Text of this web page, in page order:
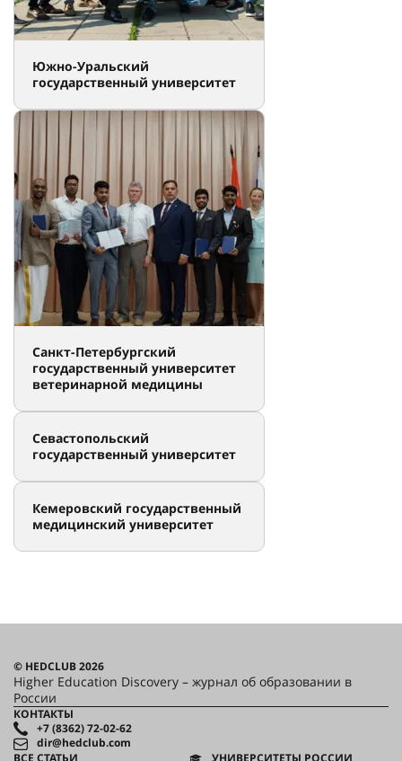
Южно-Уральский
государственный университет
Санкт-Петербургский
государственный университет
ветеринарной медицины
Севастопольский
государственный университет
Кемеровский государственный
медицинский университет
© HEDCLUB 2026
Higher Education Discovery – журнал об образовании в
России
КОНТАКТЫ
+7 (8362) 72-02-62
dir@hedclub.com
ВСЕ СТАТЬИ
УНИВЕРСИТЕТЫ РОССИИ